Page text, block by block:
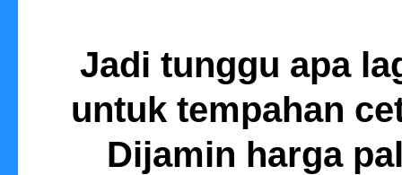
Jadi tunggu apa
untuk tempahan
Dijamin harga